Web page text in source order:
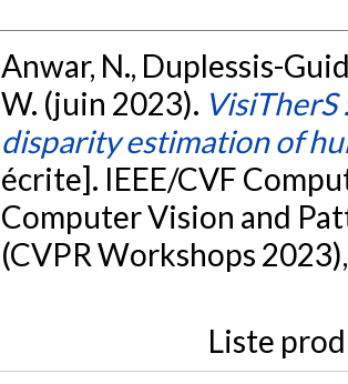
Anwar, N., Duplessis-
W. (juin 2023).
disparity estimation of
écrite]. IEEE/CVF
Computer Vision and
(CVPR Workshops
Liste